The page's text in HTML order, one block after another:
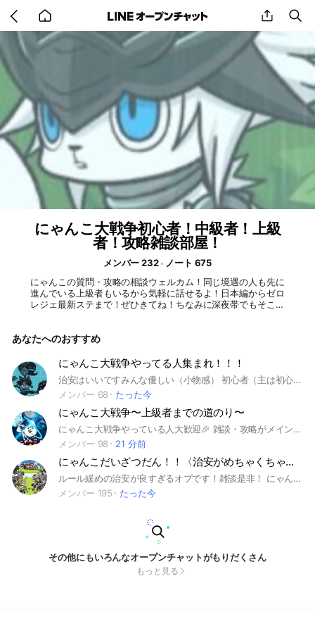
back
to
home
share
にゃんこ大戦争初心者！中級者！上級
者！攻略雑談部屋！
メンバー 232
ノート 675
にゃんこの質問・攻略の相談ウェルカム！同じ境遇の人も先に
進んでいる上級者もいるから気軽に話せるよ！日本編からゼロ
レジェ最新ステまで！ぜひきてね！ちなみに深夜帯でもそこそ
あなたへのおすすめ
にゃんこ大戦争やってる人集まれ！！！
治安はいいですみんな優しい（小物感） 初心者（主は初心者です）も上級者もだれでも歓迎！！ 雑談でも何でもおけ 宣伝目的で入るのはお控えくださいm(_ _)m（宣伝自体はOKなので抜けたりしないでね） 常識が無い人は受け付けません！！ 暴言、スタ連などの迷惑行為をすると即追い出します 即抜けだけは辞めてほしいです ＃にゃんこ ＃にゃんこ大戦争
メンバー 68
たった今
にゃんこ大戦争〜上級者までの道のり〜
にゃんこ大戦争やっている人大歓迎🎉 雑談・攻略がメインです 無課金勢・課金勢問わず楽しくやりましょう！！ 気軽に参加してください！！ しっかり大事なノートを見て、ルールを守ってください！！ あまりにも態度悪かったら蹴ります （蹴りたくはない） ＃にゃんこ大戦争 ＃にゃんこ ＃フォノ
メンバー 98
21 分前
にゃんこだいざつだん！！〈治安がめちゃくちゃ良い！〉
ルール緩めの治安が良すぎるオプです！雑談是非！ にゃんこ以外のゲーム（スプラトゥーンやマイクラなど）はそれ用のサブトークルームがあるので来てください！では、下にルールが書いてあるのでぜひ読んでください！ 【ルール】 こちらルールになります！ ぜひぜひ最後まで読んでください！ このルールを守らない場合、管理人や副管理人による強制退会になる場合があるのでご注意ください 1、人を傷つけない,不快な思いにさせない ▶︎暴言や悪口、迷惑行為、違法行為などは禁止です 2、個人情報を絶対に晒さない ▶︎名前、住所、顔などは絶対に晒さない。個チャ交換も×（年齢、住んでいる地域程度なら可） 3、荒らしは絶対ダメです ▶︎荒らしが来たら管理人、副官をメンションしてください！ なるべく迅速に対応します！ ※メンション方法わからない人はコメントしてください！ 4、チート、垢売買禁止 ▶当たり前のことです。もし来た場合即刻BANとします。また、見かけた場合、副官共々をメンションして下さい！ 5宣伝禁止 ▶︎色々荒れる原因になるので... 5トーク画面での禁止行為 1．長文▶︎他の会話の邪魔になるから 2．スタンプ連打→迷惑行為になる。 3．ボイスメッセージ→重くなるから。 4. リーク禁止 ▶それ用のサブトークルームがあるのでリーク関係はそちらでの方でお願いします。ノートも禁止にしています。 ▶︎画像はokですが、4枚以上は連投扱いになるのでノートにお願いします ▶︎また、みんなのノートが埋もれないように【なるべく１つのノートに】まとめて投稿してください。 # を使ってまとめる等各自工夫すると良いですよ。 ▶︎スタ連に関して、1回目でも場合によってはBANになります、3回以下でも、不快にさせるような(下品などの)スタンプを送ったりし続けているとBANになります。 ━━━━━━━━━━━━━━━ 新規さんが来た時は優しく出迎えましょう！ ルールは以上です！ 是非入ってください！ #にゃんこ大戦争 #ゲーム#雑談
メンバー 195
たった今
その他にもいろんなオープンチャットがもりだくさん
もっと見る